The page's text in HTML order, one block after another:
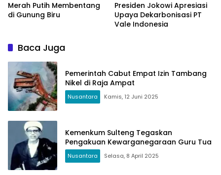
Merah Putih Membentang
di Gunung Biru
Presiden Jokowi Apresiasi
Upaya Dekarbonisasi PT
Vale Indonesia
Baca Juga
Pemerintah Cabut Empat Izin Tambang
Nikel di Raja Ampat
Nusantara Kamis, 12 Juni 2025
Kemenkum Sulteng Tegaskan
Pengakuan Kewarganegaraan Guru Tua
Nusantara Selasa, 8 April 2025